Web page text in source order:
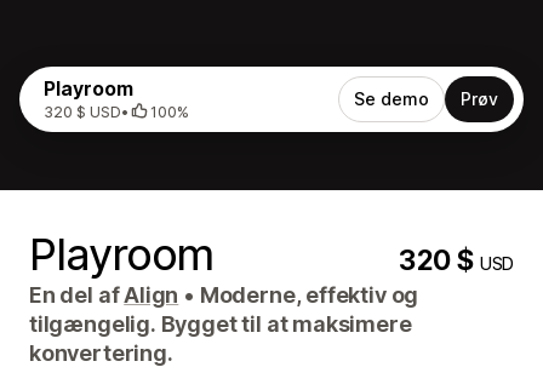
Playroom
320 $ USD• 100%
Se demo Prøv
Playroom 320 $USD
En del afAlign • Moderne, effektiv og
tilgængelig. Bygget til at maksimere
konvertering.